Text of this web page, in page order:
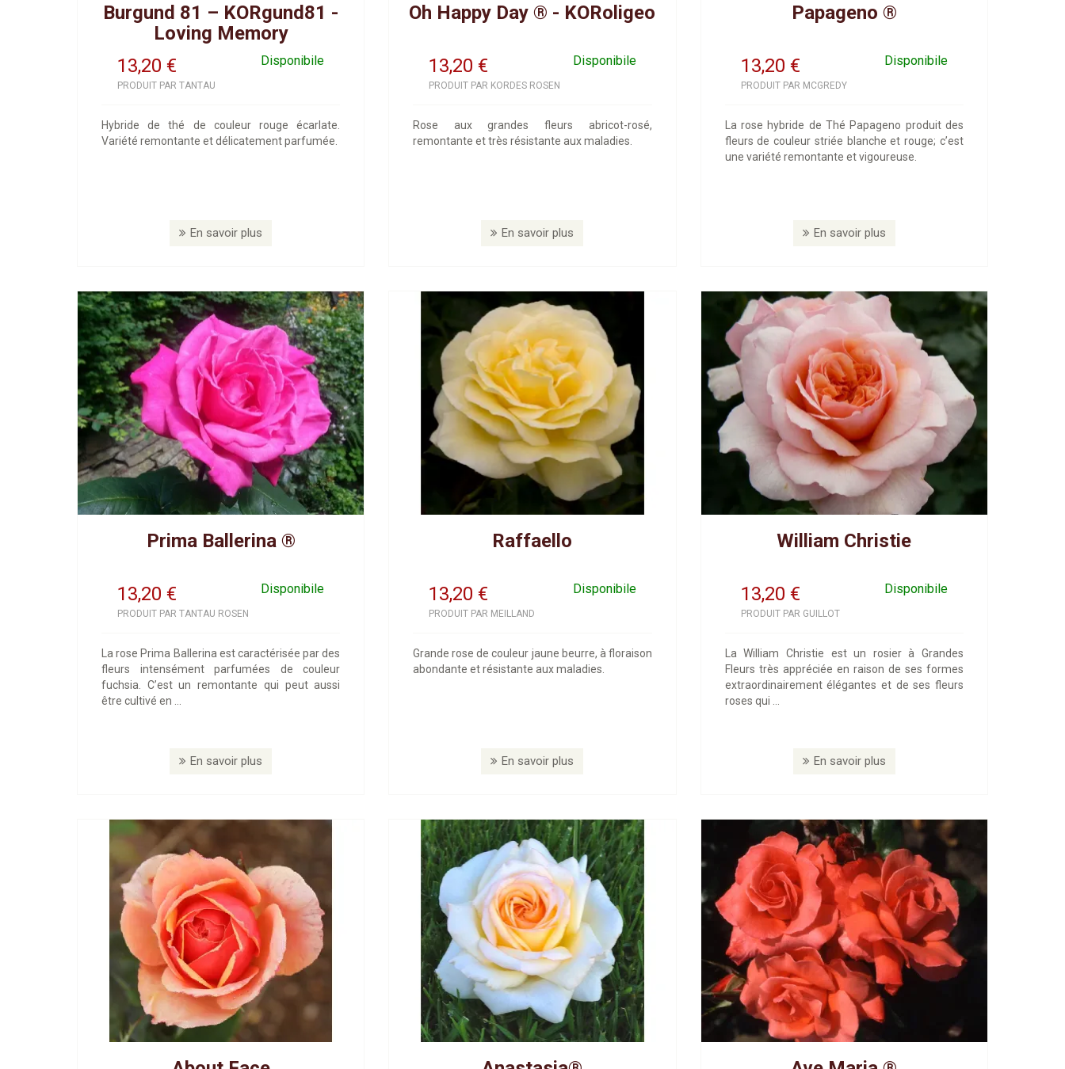
Burgund 81 – KORgund81 -
Loving Memory
13,20
Disponibile
€
PRODUIT PAR TANTAU
Hybride de thé de couleur rouge écarlate.
Variété remontante et délicatement parfumée.
En savoir plus
Oh Happy Day ® - KORoligeo
13,20 Disponibile
€
PRODUIT PAR KORDES ROSEN
Rose aux grandes fleurs abricot-rosé,
remontante et très résistante aux maladies.
En savoir plus
Papageno ®
13,20 Disponibile
€
PRODUIT PAR MCGREDY
La rose hybride de Thé Papageno produit des
fleurs de couleur striée blanche et rouge; c’est
une variété remontante et vigoureuse.
En savoir plus
Prima Ballerina ®
13,20 Disponibile
€
PRODUIT PAR TANTAU ROSEN
La rose Prima Ballerina est caractérisée par des
fleurs intensément parfumées de couleur
fuchsia. C’est un remontante qui peut aussi
être cultivé en ...
En savoir plus
Raffaello
13,20 Disponibile
€
PRODUIT PAR MEILLAND
Grande rose de couleur jaune beurre, à floraison
abondante et résistante aux maladies.
En savoir plus
William Christie
13,20 Disponibile
€
PRODUIT PAR GUILLOT
La William Christie est un rosier à Grandes
Fleurs très appréciée en raison de ses formes
extraordinairement élégantes et de ses fleurs
roses qui ...
En savoir plus